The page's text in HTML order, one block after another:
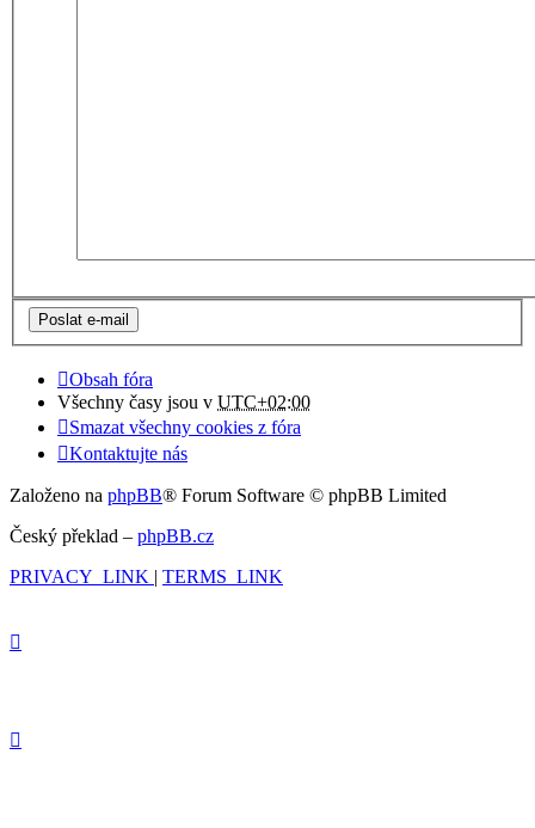
Obsah fóra
Všechny časy jsou v UTC+02:00
Smazat všechny cookies z fóra
Kontaktujte nás
Založeno na phpBB® Forum Software © phpBB Limited
Český překlad – phpBB.cz
PRIVACY_LINK
TERMS_LINK